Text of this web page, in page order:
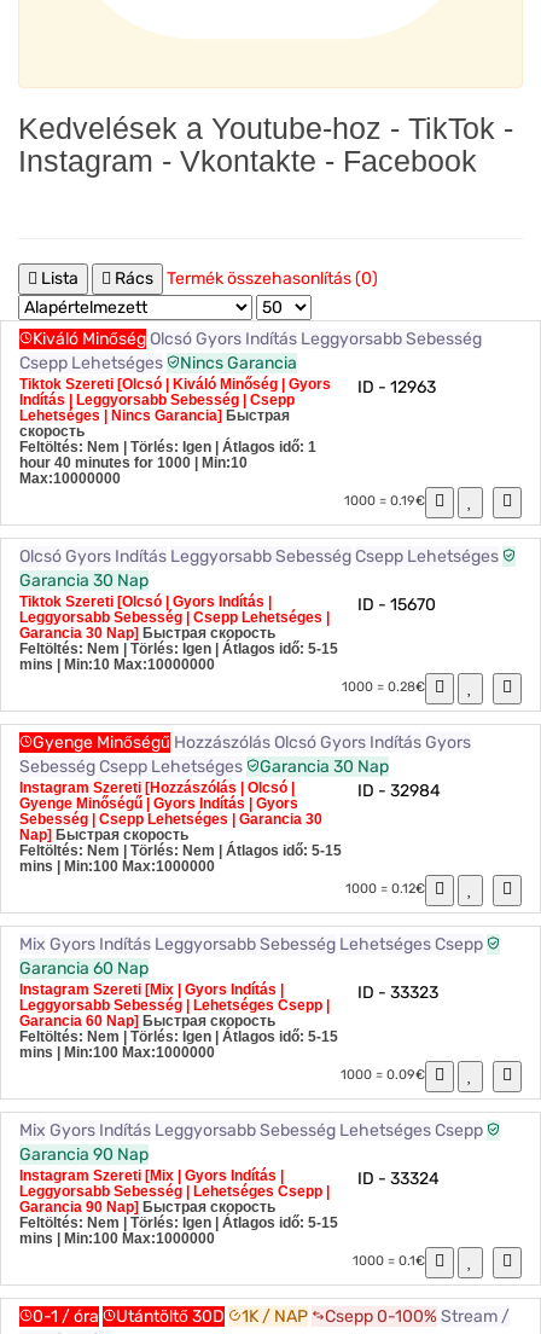
Kedvelések a Youtube-hoz - TikTok -
Instagram - Vkontakte - Facebook
Lista Rács Termék összehasonlítás (0)
Kiváló Minőség Olcsó Gyors Indítás Leggyorsabb Sebesség
Csepp Lehetséges
Nincs Garancia
Tiktok Szereti [Olcsó | Kiváló Minőség | Gyors
Indítás | Leggyorsabb Sebesség | Csepp
Lehetséges | Nincs Garancia] Быстрая
скорость
Feltöltés: Nem | Törlés: Igen | Átlagos idő: 1
hour 40 minutes for 1000
| Min:10
Max:10000000
ID - 12963
1000 = 0.19€
Olcsó Gyors Indítás Leggyorsabb Sebesség Csepp Lehetséges
Garancia 30 Nap
Tiktok Szereti [Olcsó | Gyors Indítás |
Leggyorsabb Sebesség | Csepp Lehetséges |
Garancia 30 Nap] Быстрая скорость
Feltöltés: Nem | Törlés: Igen | Átlagos idő: 5-15
mins
| Min:10 Max:10000000
ID - 15670
1000 = 0.28€
Gyenge Minőségű Hozzászólás Olcsó Gyors Indítás Gyors
Sebesség Csepp Lehetséges Garancia 30 Nap
Instagram Szereti [Hozzászólás | Olcsó |
Gyenge Minőségű | Gyors Indítás | Gyors
Sebesség | Csepp Lehetséges | Garancia 30
Nap] Быстрая скорость
Feltöltés: Nem | Törlés: Nem | Átlagos idő: 5-15
mins
| Min:100 Max:1000000
ID - 32984
1000 = 0.12€
Mix Gyors Indítás Leggyorsabb Sebesség Lehetséges Csepp
Garancia 60 Nap
Instagram Szereti [Mix | Gyors Indítás |
Leggyorsabb Sebesség | Lehetséges Csepp |
Garancia 60 Nap] Быстрая скорость
Feltöltés: Nem | Törlés: Igen | Átlagos idő: 5-15
mins
| Min:100 Max:1000000
ID - 33323
1000 = 0.09€
Mix Gyors Indítás Leggyorsabb Sebesség Lehetséges Csepp
Garancia 90 Nap
Instagram Szereti [Mix | Gyors Indítás |
Leggyorsabb Sebesség | Lehetséges Csepp |
Garancia 90 Nap] Быстрая скорость
Feltöltés: Nem | Törlés: Igen | Átlagos idő: 5-15
mins
| Min:100 Max:1000000
ID - 33324
1000 = 0.1€
0-1 / óra Utántöltő 30D 1K / NAP Csepp 0-100% Stream /